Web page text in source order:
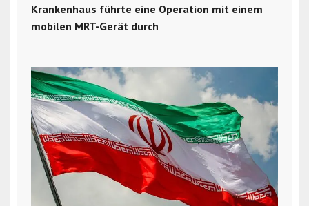
Krankenhaus führte eine Operation mit einem
mobilen MRT-Gerät durch